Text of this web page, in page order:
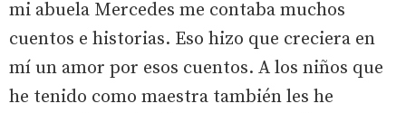
mi abuela Mercedes me contaba muchos
cuentos e historias. Eso hizo que creciera en
mí un amor por esos cuentos. A los niños que
he tenido como maestra también les he